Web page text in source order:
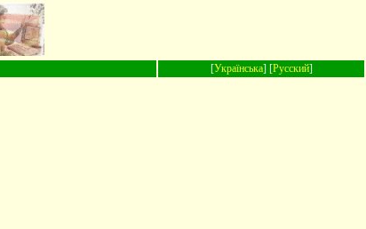
[Українська] [Русский]